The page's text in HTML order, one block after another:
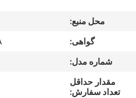
دربارهی
کارخانه
محل منبع:
گواهی:
شماره مدل:
مقدار حداقل
تعداد سفارش: